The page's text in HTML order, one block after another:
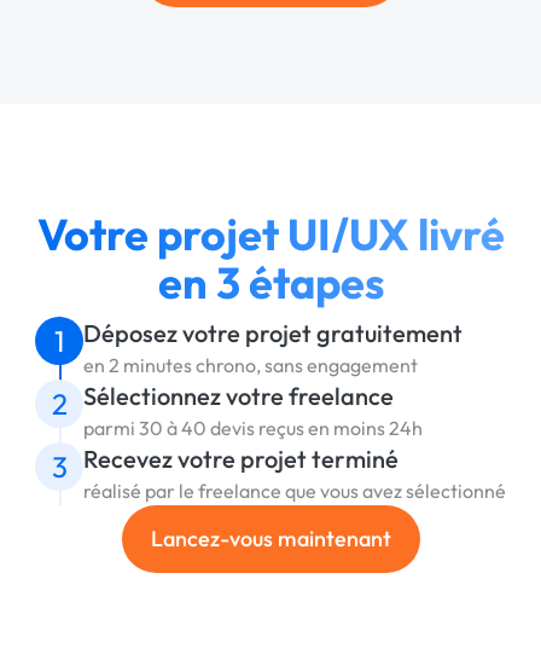
Votre projet UI/UX livré
en 3 étapes
1 Déposez votre projet gratuitement
en 2 minutes chrono, sans engagement
2 Sélectionnez votre freelance
parmi 30 à 40 devis reçus en moins 24h
3 Recevez votre projet terminé
réalisé par le freelance que vous avez sélectionné
Lancez-vous maintenant